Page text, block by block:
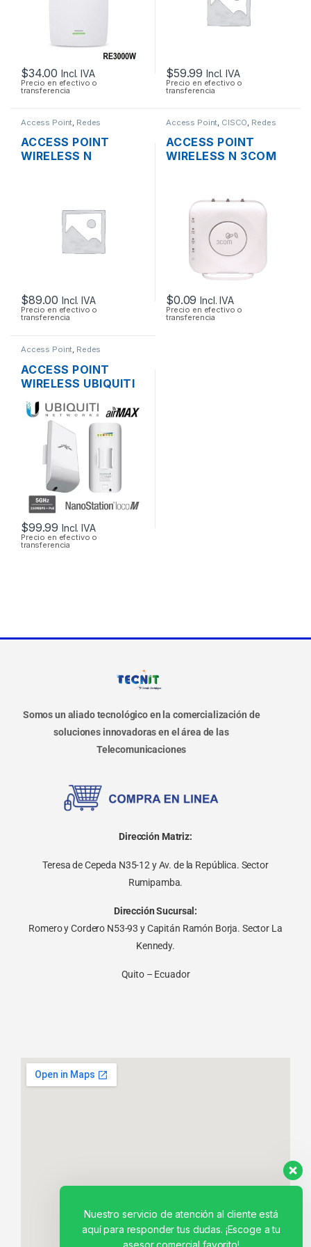
$34.00 Incl. IVA
Precio en efectivo o
transferencia
$59.99 Incl. IVA
Precio en efectivo o
transferencia
Access Point Redes
ACCESS POINT
WIRELESS N
$89.00 Incl. IVA
Precio en efectivo o
transferencia
Access Point CISCO Redes
ACCESS POINT
WIRELESS N 3COM
$0.09 Incl. IVA
Precio en efectivo o
transferencia
Access Point, Redes
ACCESS POINT
WIRELESS UBIQUITI
LOCOM5 AIRMAX
5GHZ 13DBI MIMO
200MW 150MBPS +
POE OUTDOOR
$99.99 Incl. IVA
Precio en efectivo o
transferencia
Somos un aliado tecnológico en la comercialización de
soluciones innovadoras en el área de las
Telecomunicaciones
Dirección Matriz:
Teresa de Cepeda N35-12 y Av. de la República. Sector
Rumipamba.
Dirección Sucursal:
Romero y Cordero N53-93 y Capitán Ramón Borja. Sector La
Kennedy.
Quito – Ecuador
Nuestro servicio de atención al cliente está
aquí para responder tus dudas. ¡Escoge a tu